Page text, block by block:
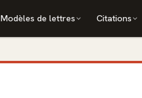
Modèles de lettres Citations